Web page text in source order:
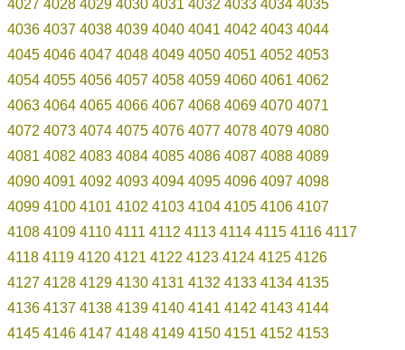
4027 4028 4029 4030 4031 4032 4033 4034 4035
4036 4037 4038 4039 4040 4041 4042 4043 4044
4045 4046 4047 4048 4049 4050 4051 4052 4053
4054 4055 4056 4057 4058 4059 4060 4061 4062
4063 4064 4065 4066 4067 4068 4069 4070 4071
4072 4073 4074 4075 4076 4077 4078 4079 4080
4081 4082 4083 4084 4085 4086 4087 4088 4089
4090 4091 4092 4093 4094 4095 4096 4097 4098
4099 4100 4101 4102 4103 4104 4105 4106 4107
4108 4109 4110 4111 4112 4113 4114 4115 4116 4117
4118 4119 4120 4121 4122 4123 4124 4125 4126
4127 4128 4129 4130 4131 4132 4133 4134 4135
4136 4137 4138 4139 4140 4141 4142 4143 4144
4145 4146 4147 4148 4149 4150 4151 4152 4153